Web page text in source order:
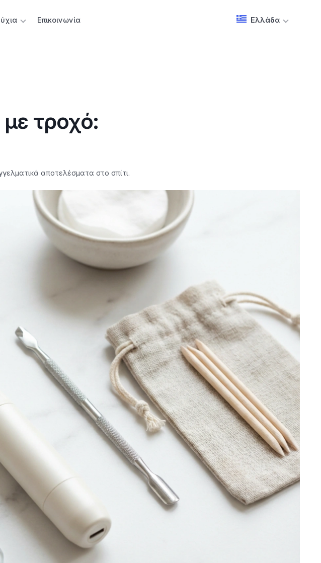
Επικοινωνία Ελλάδα
τροχό:
αποτελέσματα στο σπίτι.